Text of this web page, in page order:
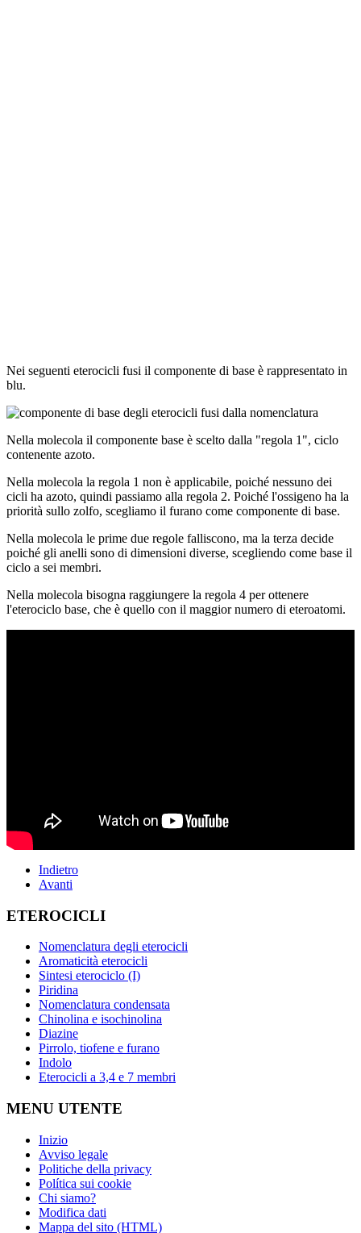
Nei seguenti eterocicli fusi il componente di base è rappresentato in
blu.
Nella molecola il componente base è scelto dalla "regola 1", ciclo
contenente azoto.
Nella molecola la regola 1 non è applicabile, poiché nessuno dei
cicli ha azoto, quindi passiamo alla regola 2. Poiché l'ossigeno ha la
priorità sullo zolfo, scegliamo il furano come componente di base.
Nella molecola le prime due regole falliscono, ma la terza decide
poiché gli anelli sono di dimensioni diverse, scegliendo come base il
ciclo a sei membri.
Nella molecola bisogna raggiungere la regola 4 per ottenere
l'eterociclo base, che è quello con il maggior numero di eteroatomi.
Indietro
Avanti
ETEROCICLI
Nomenclatura degli eterocicli
Aromaticità eterocicli
Sintesi eterociclo (I)
Piridina
Nomenclatura condensata
Chinolina e isochinolina
Diazine
Pirrolo, tiofene e furano
Indolo
Eterocicli a 3,4 e 7 membri
MENU UTENTE
Inizio
Avviso legale
Politiche della privacy
Política sui cookie
Chi siamo?
Modifica dati
Mappa del sito (HTML)